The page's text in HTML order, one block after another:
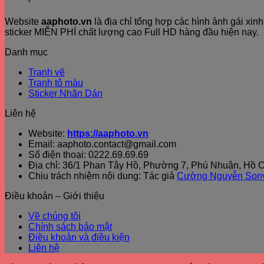
Website aaphoto.vn là địa chỉ tổng hợp các hình ảnh gái
sticker MIỄN PHÍ chất lượng cao Full HD hàng đầu hiện nay.
Danh mục
Tranh vẽ
Tranh tô màu
Sticker Nhãn Dán
Liên hệ
Website: https://aaphoto.vn
Email: aaphoto.contact@gmail.com
Số điện thoại: 0222.69.69.69
Địa chỉ: 36/1 Phan Tây Hồ, Phường 7, Phú Nhuận, Hồ
Chịu trách nhiệm nội dung: Tác giả Cường Nguyễn
Điều khoản – Giới thiệu
Về chúng tôi
Chính sách bảo mật
Điều khoản và điều kiện
Liên hệ